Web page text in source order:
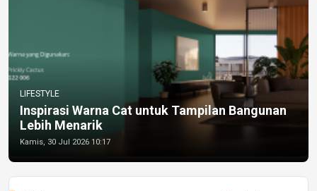
LIFESTYLE
Inspirasi Warna Cat untuk Tampilan Bangunan
Lebih Menarik
Kamis, 30 Jul 2026 10:17